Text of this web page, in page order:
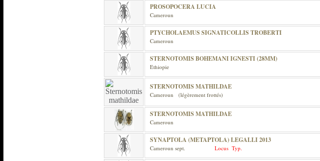
PROSOPOCERA LUCIA
Cameroun
PTYCHOLAEMUS SIGNATICOLLIS TROBERTI
Cameroun
STERNOTOMIS BOHEMANI IGNESTI (28MM)
Ethiopie
STERNOTOMIS MATHILDAE
Cameroun (légèrement frottés)
STERNOTOMIS MATHILDAE
Cameroun
SYNAPTOLA (METAPTOLA) LEGALLI 2013
Cameroun sept. Locus Typ.